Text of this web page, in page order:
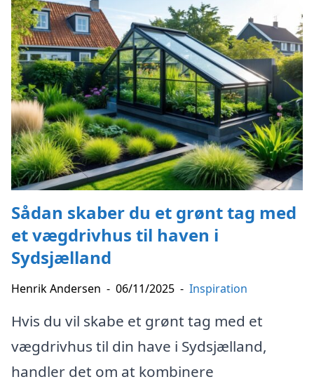
Sådan skaber du et grønt tag med
et vægdrivhus til haven i
Sydsjælland
Henrik Andersen - 06/11/2025 - Inspiration
Hvis du vil skabe et grønt tag med et
vægdrivhus til din have i Sydsjælland,
handler det om at kombinere